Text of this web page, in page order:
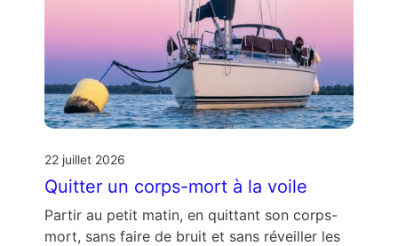
22 juillet 2026
Quitter un corps-mort à la voile
Partir au petit matin, en quittant son corps-
mort, sans faire de bruit et sans réveiller les